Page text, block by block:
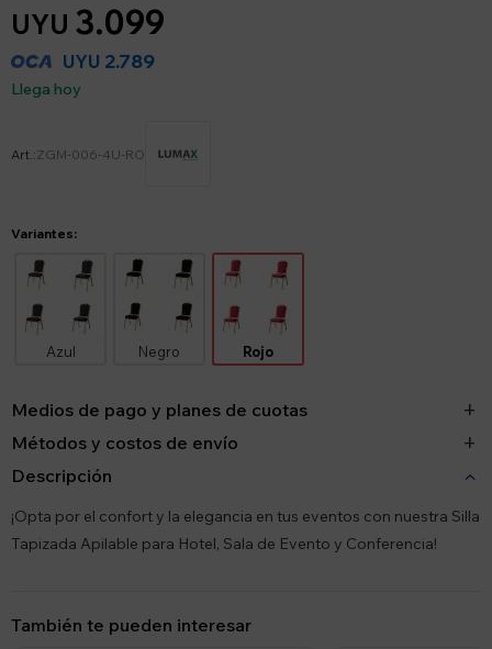
UYU 3.099
UYU 2.789
Llega hoy
ZGM-006-4U-RO
Variantes:
Azul Negro Rojo
Medios de pago y planes de cuotas
Métodos y costos de envío
Descripción
¡Opta por el confort y la elegancia en tus eventos con nuestra Silla
Tapizada Apilable para Hotel, Sala de Evento y Conferencia!
También te pueden interesar